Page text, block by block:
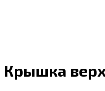
Крышка